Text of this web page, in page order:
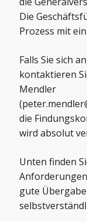
Die
Prozess mit
Falls Sie sich
kontaktieren
Mendler
(
die
wird absolut
Unten finden
gute